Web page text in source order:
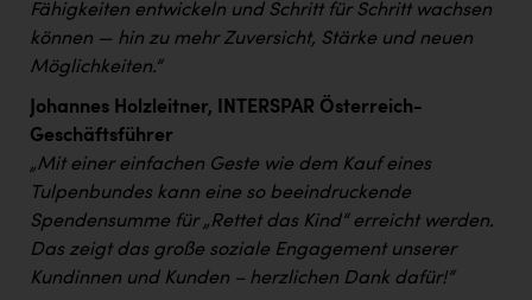
Smurfit Westrock Nettingsdorf
TCL
TGW Logistics
TRAILOMAT & Cycling Austria
VERITAS
Vier Diamanten
Vorlagenportal
Fähigkeiten entwickeln und Schritt für Schritt wachsen
können — hin zu mehr Zuversicht, Stärke und neuen
Möglichkeiten.“
Johannes Holzleitner, INTERSPAR Österreich-
Geschäftsführer
„Mit einer einfachen Geste wie dem Kauf eines
Tulpenbundes kann eine so beeindruckende
Spendensumme für „Rettet das Kind“ erreicht werden.
Das zeigt das große soziale Engagement unserer
Kundinnen und Kunden – herzlichen Dank dafür!“